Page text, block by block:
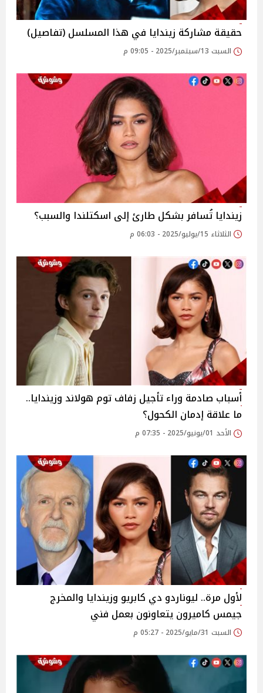
حقيقة مشاركة زيندايا في هذا المسلسل (تفاصيل)
السبت 13/سبتمبر/2025 - 09:05 م
زيندايا تُسافر بشكل طارئ إلى اسكتلندا والسبب؟
الثلاثاء 15/يوليو/2025 - 06:03 م
أسباب صادمة وراء تأجيل زفاف توم هولاند وزيندايا..
ما علاقة إدمان الكحول؟
الأحد 01/يونيو/2025 - 07:35 م
لأول مرة.. ليوناردو دي كابريو وزيندايا والمخرج
جيمس كاميرون يتعاونون بعمل فني
السبت 31/مايو/2025 - 05:27 م